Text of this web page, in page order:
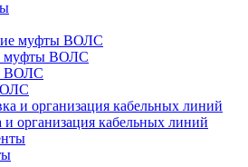
муфты ВОЛС
организация кабельных линий